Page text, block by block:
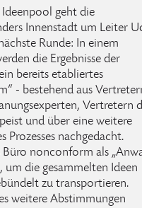
geht die
Innenstadt um Leiter
Runde: In einem
die Ergebnisse der
bereits etabliertes
- bestehend aus
Vertretern
und über eine weitere
Prozesses nachgedacht.
Büro nonconform als
um die gesammelten Ideen
zu transportieren.
weitere Abstimmungen